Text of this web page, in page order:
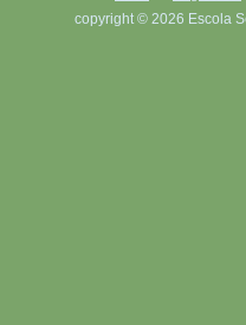
copyright © 2026 Escola